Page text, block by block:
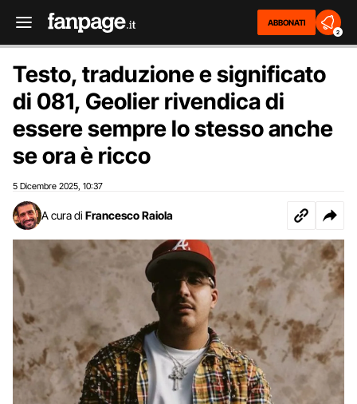
ABBONATI
2
Testo, traduzione e significato
di 081, Geolier rivendica di
essere sempre lo stesso anche
se ora è ricco
5 Dicembre 2025 10:37
A cura di Francesco Raiola